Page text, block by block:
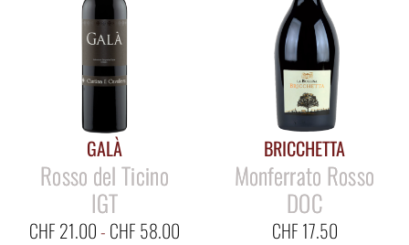
GALÀ
Rosso del Ticino
IGT
CHF 21.00- CHF 58.00
BRICCHETTA
Monferrato Rosso
DOC
CHF 17.50